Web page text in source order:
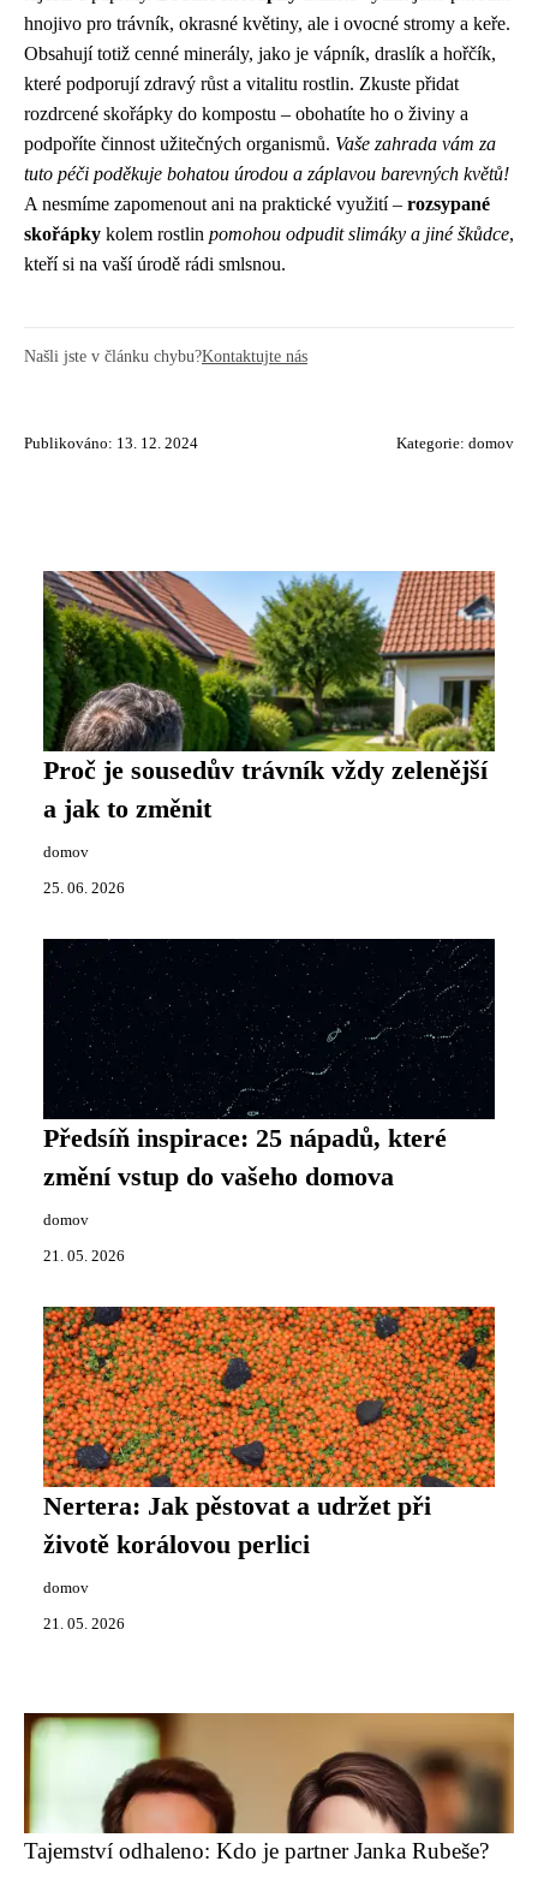
hnojivo pro trávník, okrasné květiny, ale i ovocné stromy a keře.
Obsahují totiž cenné minerály, jako je vápník, draslík a hořčík,
které podporují zdravý růst a vitalitu rostlin. Zkuste přidat
rozdrcené skořápky do kompostu – obohatíte ho o živiny a
podpoříte činnost užitečných organismů. Vaše zahrada vám za
tuto péči poděkuje bohatou úrodou a záplavou barevných květů!
A nesmíme zapomenout ani na praktické využití – rozsypané
skořápky kolem rostlin pomohou odpudit slimáky a jiné škůdce,
kteří si na vaší úrodě rádi smlsnou.
Našli jste v článku chybu?Kontaktujte nás
Publikováno: 13. 12. 2024 Kategorie: domov
Proč je sousedův trávník vždy zelenější
a jak to změnit
domov
25. 06. 2026
Předsíň inspirace: 25 nápadů, které
změní vstup do vašeho domova
domov
21. 05. 2026
Nertera: Jak pěstovat a udržet při
životě korálovou perlici
domov
21. 05. 2026
Tajemství odhaleno: Kdo je partner Janka Rubeše?